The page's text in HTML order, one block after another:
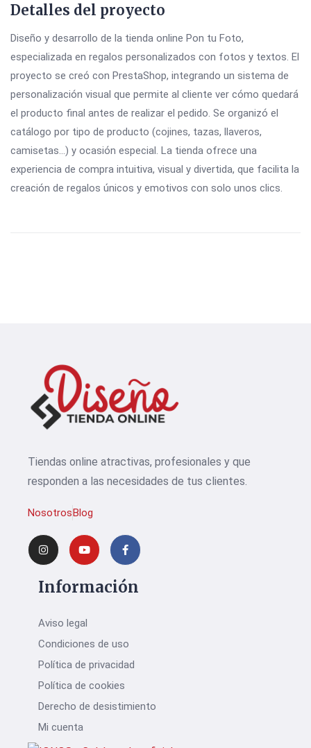
Detalles del proyecto
Diseño y desarrollo de la tienda online Pon tu Foto,
especializada en regalos personalizados con fotos y textos. El
proyecto se creó con PrestaShop, integrando un sistema de
personalización visual que permite al cliente ver cómo quedará
el producto final antes de realizar el pedido. Se organizó el
catálogo por tipo de producto (cojines, tazas, llaveros,
camisetas…) y ocasión especial. La tienda ofrece una
experiencia de compra intuitiva, visual y divertida, que facilita la
creación de regalos únicos y emotivos con solo unos clics.
Tiendas online atractivas, profesionales y que
responden a las necesidades de tus clientes.
NosotrosBlog
Información
Aviso legal
Condiciones de uso
Política de privacidad
Política de cookies
Derecho de desistimiento
Mi cuenta